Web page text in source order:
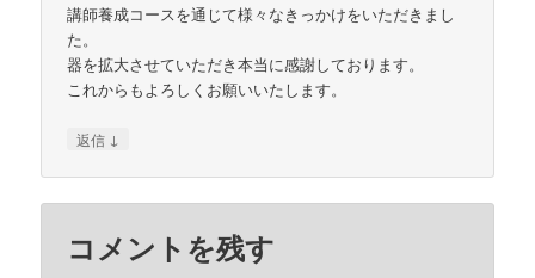
講師養成コースを通じて様々なきっかけをいただきまし
た。
器を拡大させていただき本当に感謝しております。
これからもよろしくお願いいたします。
返信 ↓
コメントを残す